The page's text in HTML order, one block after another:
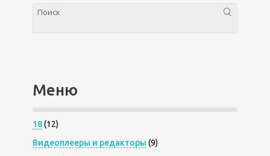
Меню
18(12)
Видеоплееры и редакторы (9)